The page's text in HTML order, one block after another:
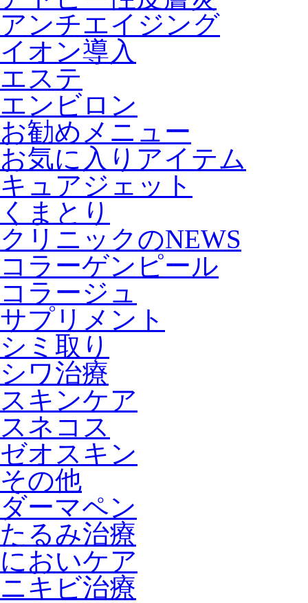
アンチエイジング
イオン導入
エステ
エンビロン
お勧めメニュー
お気に入りアイテム
キュアジェット
くまとり
クリニックのNEWS
コラーゲンピール
コラージュ
サプリメント
シミ取り
シワ治療
スキンケア
スネコス
ゼオスキン
その他
ダーマペン
たるみ治療
においケア
ニキビ治療